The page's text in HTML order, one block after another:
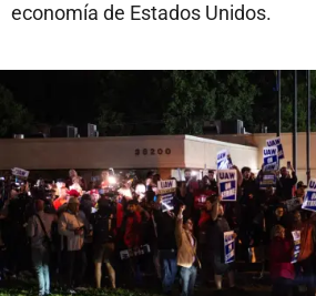
economía de Estados Unidos.